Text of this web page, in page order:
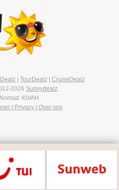
| TourDealz| CruiseDealz
2026 Sunnydealz
KIVAH
| Privacy | Over ons